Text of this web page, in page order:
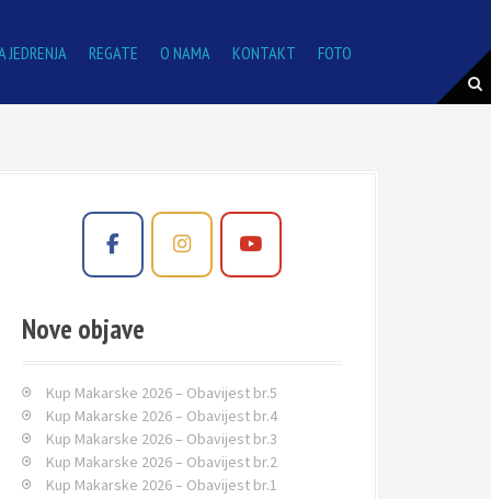
JEDRENJA REGATE O NAMA KONTAKT FOTO
Nove objave
Kup Makarske 2026 – Obavijest br.5
Kup Makarske 2026 – Obavijest br.4
Kup Makarske 2026 – Obavijest br.3
Kup Makarske 2026 – Obavijest br.2
Kup Makarske 2026 – Obavijest br.1